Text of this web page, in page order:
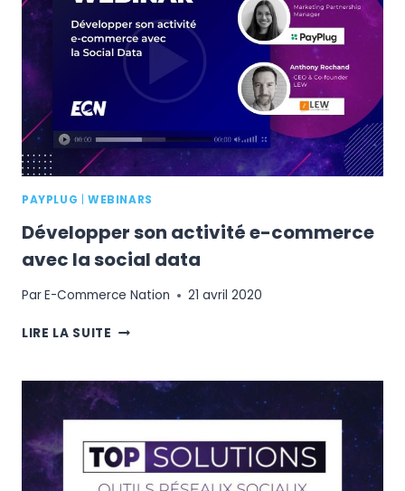
PAYPLUG | WEBINARS
Développer son activité e-commerce
avec la social data
ParE-Commerce Nation 21 avril 2020
LIRE LA SUITE DÉVELOPPER
E-
COMMERCE
AVEC
LA
SOCIAL
DATA